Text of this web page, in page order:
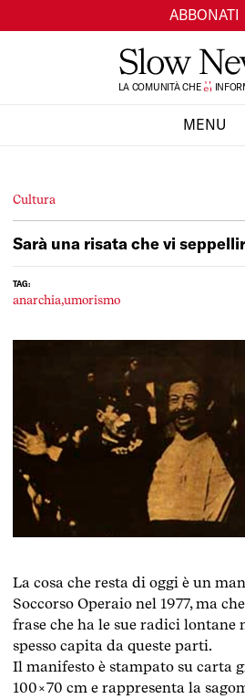
ABBONATI
LA COMUNITÀ CHE
TI
SI
MENU
Cultura
Sarà una risata che vi
TAG:
anarchia,umorismo
La cosa che resta di oggi è un
Soccorso Operaio nel 1977, ma
frase che ha le sue radici lontane
spesso capita da queste parti.
Il manifesto è stampato su carta
100×70 cm e rappresenta la